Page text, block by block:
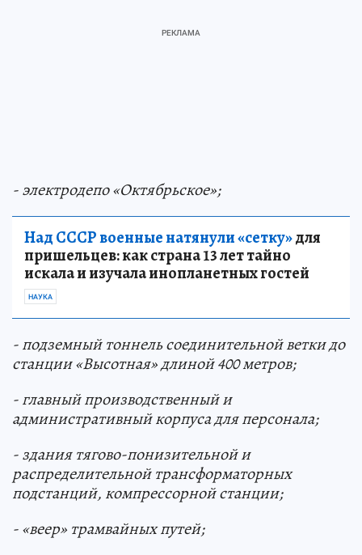
- электродепо «Октябрьское»;
Над СССР военные натянули «сетку»для
пришельцев: как страна 13 лет тайно
искала и изучала инопланетных гостей
НАУКА
- подземный тоннель соединительной ветки до
станции «Высотная» длиной 400 метров;
- главный производственный и
административный корпуса для персонала;
- здания тягово-понизительной и
распределительной трансформаторных
подстанций, компрессорной станции;
- «веер» трамвайных путей;